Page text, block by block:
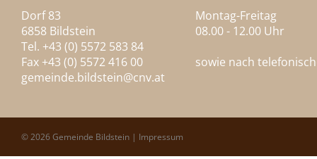
Dorf 83
6858 Bildstein
Tel. +43 (0) 5572 583 84
Fax +43 (0) 5572 416 00
gemeinde.bildstein@cnv.at
Montag-Freitag
08.00 - 12.00 Uhr
sowie nach
© 2026 Gemeinde Bildstein | Impressum